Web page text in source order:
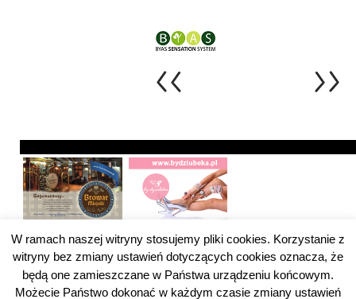
Pytanie do ZUS Kategoria Pytanie do ZUS
W ramach naszej witryny stosujemy pliki cookies. Korzystanie z
witryny bez zmiany ustawień dotyczących cookies oznacza, że
będą one zamieszczane w Państwa urządzeniu końcowym.
Możecie Państwo dokonać w każdym czasie zmiany ustawień